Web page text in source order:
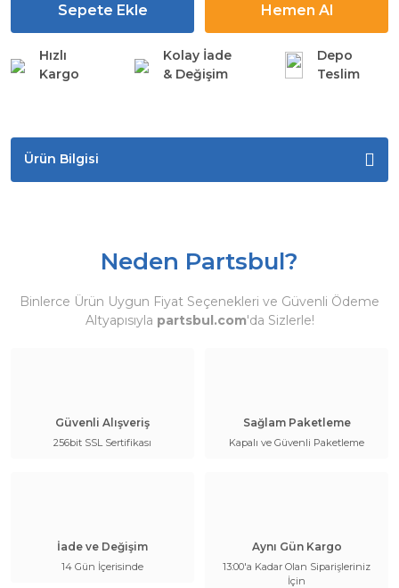
Sepete Ekle Hemen Al
Hızlı
Kargo
Kolay İade
& Değişim
Depo
Teslim
Ürün Bilgisi
Neden Partsbul?
Binlerce Ürün Uygun Fiyat Seçenekleri ve Güvenli Ödeme
Altyapısıyla partsbul.com'da Sizlerle!
Güvenli Alışveriş
256bit SSL Sertifikası
Sağlam Paketleme
Kapalı ve Güvenli Paketleme
İade ve Değişim
14 Gün İçerisinde
Aynı Gün Kargo
13:00'a Kadar Olan Siparişleriniz
İçin